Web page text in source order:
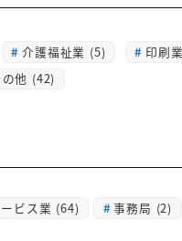
介護福祉業 (5) 印刷
の他 (42)
ビス業 (64) 事務局 (2)